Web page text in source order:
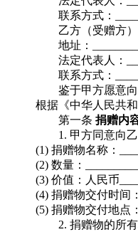
联系方式：
乙方（受赠方）
地址：
法定代表人：
联系方式：
鉴于甲方愿意
根据《中华人民共
第一条捐赠内
1. 甲方同意向
(1) 捐赠物名称：
(2) 数量：
(3) 价值：人民币
(4) 捐赠物交付时间
(5) 捐赠物交付地点
2. 捐赠物的所